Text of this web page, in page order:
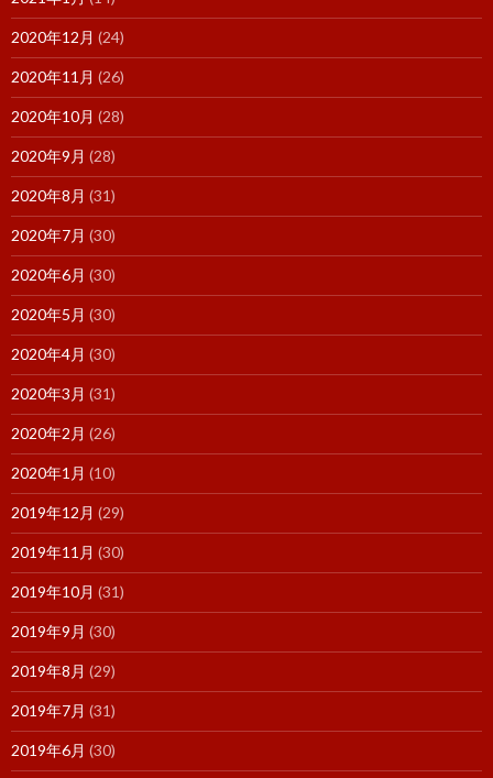
2020年12月 (24)
2020年11月 (26)
2020年10月 (28)
2020年9月 (28)
2020年8月 (31)
2020年7月 (30)
2020年6月 (30)
2020年5月 (30)
2020年4月 (30)
2020年3月 (31)
2020年2月 (26)
2020年1月 (10)
2019年12月 (29)
2019年11月 (30)
2019年10月 (31)
2019年9月 (30)
2019年8月 (29)
2019年7月 (31)
2019年6月 (30)